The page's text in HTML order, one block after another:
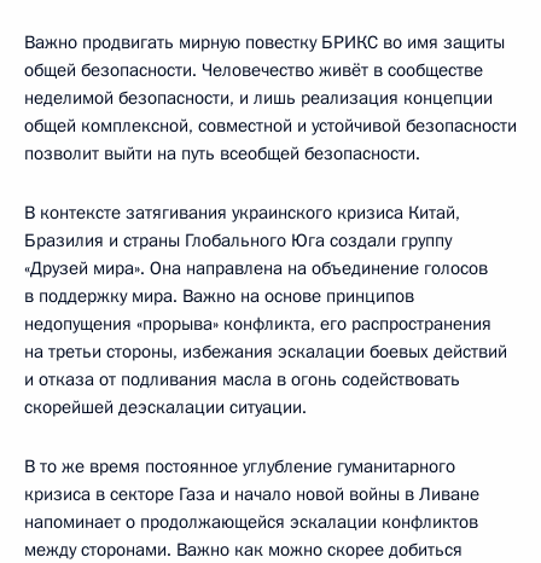
Важно продвигать мирную повестку БРИКС во имя защиты
общей безопасности. Человечество живёт в сообществе
неделимой безопасности, и лишь реализация концепции
общей комплексной, совместной и устойчивой безопасности
позволит выйти на путь всеобщей безопасности.
В контексте затягивания украинского кризиса Китай,
Бразилия и страны Глобального Юга создали группу
«Друзей мира». Она направлена на объединение голосов
в поддержку мира. Важно на основе принципов
недопущения «прорыва» конфликта, его распространения
на третьи стороны, избежания эскалации боевых действий
и отказа от подливания масла в огонь содействовать
скорейшей деэскалации ситуации.
В то же время постоянное углубление гуманитарного
кризиса в секторе Газа и начало новой войны в Ливане
напоминает о продолжающейся эскалации конфликтов
между сторонами. Важно как можно скорее добиться